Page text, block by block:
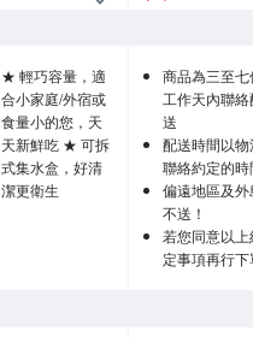
鍋TAC-10L-
★ 輕巧容量，適
合小家庭/外宿或
食量小的您，天
天新鮮吃 ★ 可拆
式集水盒，好清
潔更衛生
商品為三至七
工作天內聯絡
送
配送時間以物
聯絡約定的時
偏遠地區及外
不送！
若您同意以上
定事項再行下